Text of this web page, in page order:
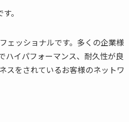
。
ェッショナルです。多くの企業様
ハイパフォーマンス、耐久性が良
スをされているお客様のネットワ